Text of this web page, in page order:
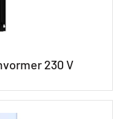
230 V